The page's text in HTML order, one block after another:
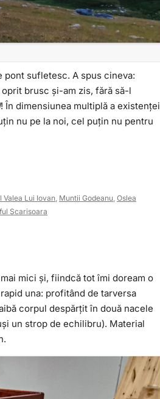
pont sufletesc. A spus cineva:
brusc și-am zis, fără să-l
! În dimensiunea multiplă a existenței
nu pe la noi, cel puțin nu pentru
Valea Lui Iovan Muntii Godeanu Oslea
Scarisoara
mici și, fiindcă tot îmi doream o
una: profitând de tarversa
corpul despărțit în două nacele
un strop de echilibru). Material